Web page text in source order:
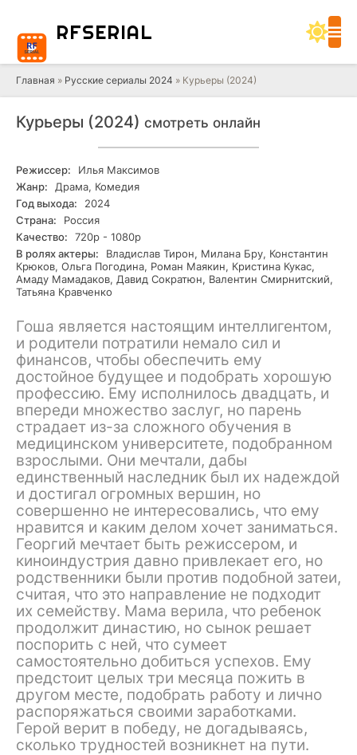
RFSERIAL
Главная » Русские сериалы 2024 » Курьеры (2024)
Курьеры (2024) смотреть онлайн
Режиссер:
Илья Максимов
Жанр:
Драма, Комедия
Год выхода:
2024
Страна:
Россия
Качество:
720р - 1080р
В ролях актеры:
Владислав Тирон, Милана Бру, Константин
Крюков, Ольга Погодина, Роман Маякин, Кристина Кукас,
Амаду Мамадаков, Давид Сократюн, Валентин Смирнитский,
Татьяна Кравченко
Гоша является настоящим интеллигентом,
и родители потратили немало сил и
финансов, чтобы обеспечить ему
достойное будущее и подобрать хорошую
профессию. Ему исполнилось двадцать, и
впереди множество заслуг, но парень
страдает из-за сложного обучения в
медицинском университете, подобранном
взрослыми. Они мечтали, дабы
единственный наследник был их надеждой
и достигал огромных вершин, но
совершенно не интересовались, что ему
нравится и каким делом хочет заниматься.
Георгий мечтает быть режиссером, и
киноиндустрия давно привлекает его, но
родственники были против подобной затеи,
считая, что это направление не подходит
их семейству. Мама верила, что ребенок
продолжит династию, но сынок решает
поспорить с ней, что сумеет
самостоятельно добиться успехов. Ему
предстоит целых три месяца пожить в
другом месте, подобрать работу и лично
распоряжаться своими заработками.
Герой верит в победу, не догадываясь,
сколько трудностей возникнет на пути.